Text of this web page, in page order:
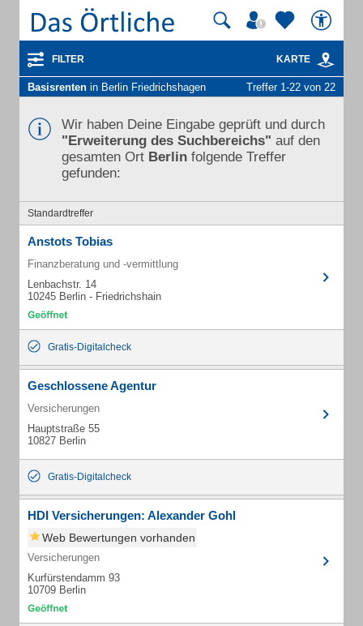
FILTER KARTE
Basisrenten in Berlin Friedrichshagen Treffer 1-22 von 22
Wir haben Deine Eingabe geprüft und durch
"Erweiterung des Suchbereichs" auf den
gesamten Ort Berlin folgende Treffer
gefunden:
Standardtreffer
Anstots Tobias
Finanzberatung und -vermittlung
Lenbachstr. 14
10245 Berlin - Friedrichshain
Gratis-Digitalcheck
Geschlossene Agentur
Versicherungen
Hauptstraße 55
10827 Berlin
Gratis-Digitalcheck
HDI Versicherungen: Alexander Gohl
Web Bewertungen vorhanden
Versicherungen
Kurfürstendamm 93
10709 Berlin